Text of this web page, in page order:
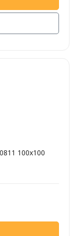
100х100